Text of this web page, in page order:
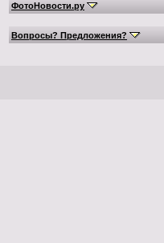
ФотоНовости.ру
Вопросы? Предложения?